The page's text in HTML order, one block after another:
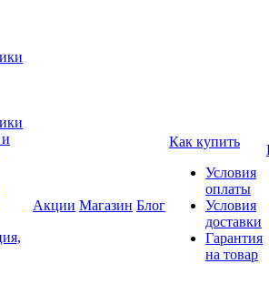
Акции Магазин Блог
Как купить
Условия
оплаты
Условия
доставки
Гарантия
на товар